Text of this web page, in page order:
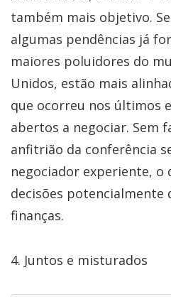
também mais objetivo.
algumas pendências já
maiores poluidores do
Unidos, estão mais
que ocorreu nos últimos
abertos a negociar. Sem
anfitrião da conferência
negociador experiente,
decisões potencialmente
finanças.
4. Juntos e misturados